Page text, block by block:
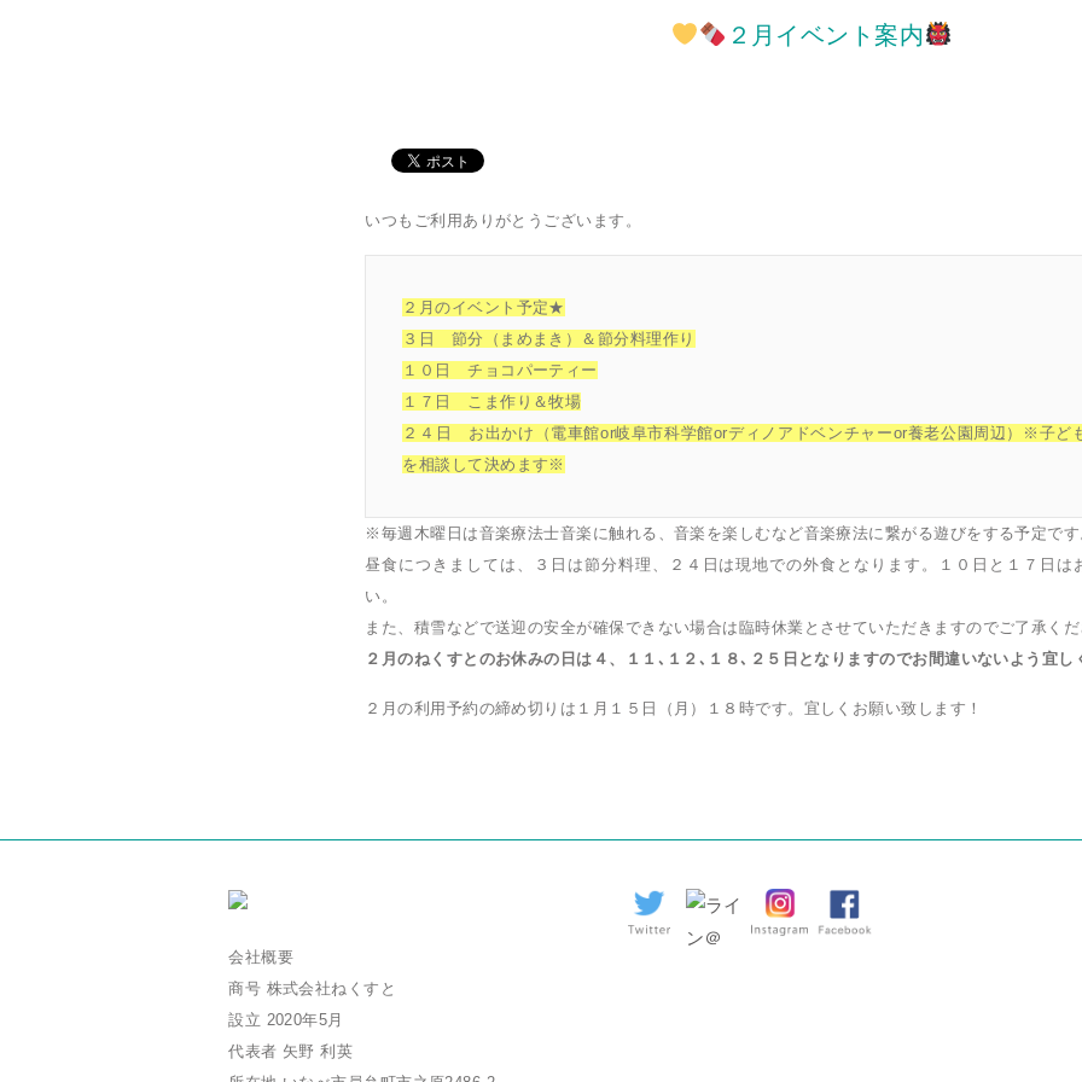
２月イベント案内
いつもご利用ありがとうございます。
２月のイベント予定★
３日 節分（まめまき）＆節分料理作り
１０日 チョコパーティー
１７日 こま作り＆牧場
２４日 お出かけ（電車館or岐阜市科学館orディノアドベンチャーor養老公園周辺）※子ど
を相談して決めます※
※毎週木曜日は音楽療法士音楽に触れる、音楽を楽しむなど音楽療法に繋がる遊びをする予定です
昼食につきましては、３日は節分料理、２４日は現地での外食となります。１０日と１７日は
い。
また、積雪などで送迎の安全が確保できない場合は臨時休業とさせていただきますのでご了承くだ
２月のねくすとのお休みの日は４、１１､１２､１８､２５日となりますのでお間違いないよう宜し
２月の利用予約の締め切りは１月１５日（月）１８時です。宜しくお願い致します！
会社概要
商号 株式会社ねくすと
設立 2020年5月
代表者 矢野 利英